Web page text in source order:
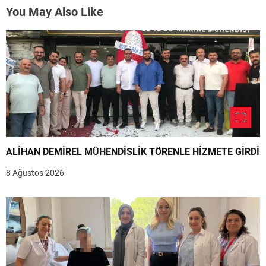
You May Also Like
ALİHAN DEMİREL MÜHENDİSLİK TÖRENLE HİZMETE GİRDİ
8 Ağustos 2026